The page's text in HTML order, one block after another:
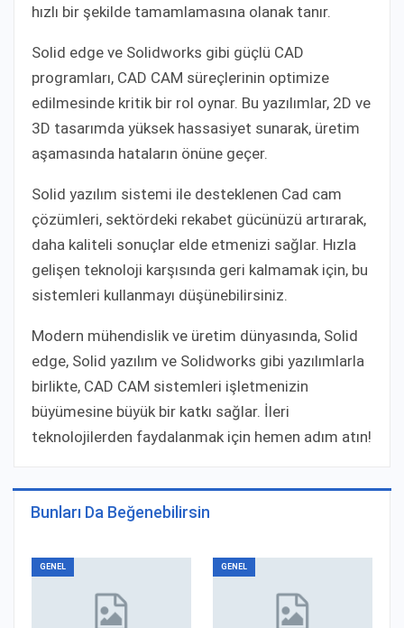
hızlı bir şekilde tamamlamasına olanak tanır.
Solid edge ve Solidworks gibi güçlü CAD
programları, CAD CAM süreçlerinin optimize
edilmesinde kritik bir rol oynar. Bu yazılımlar, 2D ve
3D tasarımda yüksek hassasiyet sunarak, üretim
aşamasında hataların önüne geçer.
Solid yazılım sistemi ile desteklenen Cad cam
çözümleri, sektördeki rekabet gücünüzü artırarak,
daha kaliteli sonuçlar elde etmenizi sağlar. Hızla
gelişen teknoloji karşısında geri kalmamak için, bu
sistemleri kullanmayı düşünebilirsiniz.
Modern mühendislik ve üretim dünyasında, Solid
edge, Solid yazılım ve Solidworks gibi yazılımlarla
birlikte, CAD CAM sistemleri işletmenizin
büyümesine büyük bir katkı sağlar. İleri
teknolojilerden faydalanmak için hemen adım atın!
Bunları Da Beğenebilirsin
GENEL GENEL